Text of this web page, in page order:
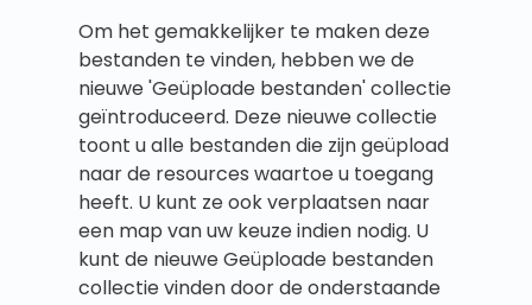
Om het gemakkelijker te maken deze
bestanden te vinden, hebben we de
nieuwe 'Geüploade bestanden' collectie
geïntroduceerd. Deze nieuwe collectie
toont u alle bestanden die zijn geüpload
naar de resources waartoe u toegang
heeft. U kunt ze ook verplaatsen naar
een map van uw keuze indien nodig. U
kunt de nieuwe Geüploade bestanden
collectie vinden door de onderstaande